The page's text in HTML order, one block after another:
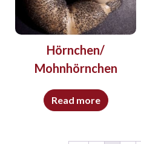
Hörnchen/
Mohnhörnchen
Read more